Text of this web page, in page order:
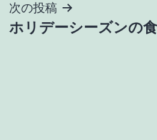
ビ
次の投稿
ホリデーシーズンの